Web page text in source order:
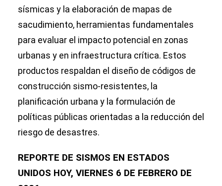
sísmicas y la elaboración de mapas de
sacudimiento, herramientas fundamentales
para evaluar el impacto potencial en zonas
urbanas y en infraestructura crítica. Estos
productos respaldan el diseño de códigos de
construcción sismo-resistentes, la
planificación urbana y la formulación de
políticas públicas orientadas a la reducción del
riesgo de desastres.
REPORTE DE SISMOS EN ESTADOS
UNIDOS HOY, VIERNES 6 DE FEBRERO DE